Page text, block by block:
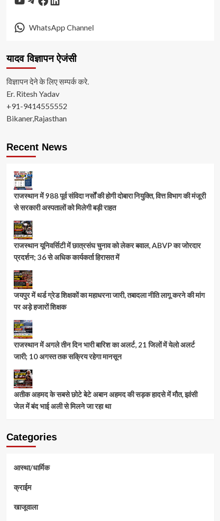
WhatsApp Channel
यादव विज्ञापन ऐजंसी
विज्ञापन देने के लिए सम्पर्क करे.
Er. Ritesh Yadav
+91-9414555552
Bikaner,Rajasthan
Recent News
राजस्थान में 988 पूर्व संविदा नर्सों की होगी दोबारा नियुक्ति, वित्त विभाग की मंजूरी
से सरकारी अस्पतालों को मिलेगी बड़ी राहत
राजस्थान यूनिवर्सिटी में छात्रसंघ चुनाव को लेकर बवाल, ABVP का जोरदार
प्रदर्शन; 36 से अधिक कार्यकर्ता हिरासत में
जयपुर में थर्ड ग्रेड शिक्षकों का महाधरना जारी, तबादला नीति लागू करने की मांग
पर अड़े हजारों शिक्षक
राजस्थान में अगले तीन दिन भारी बारिश का अलर्ट, 21 जिलों में येलो अलर्ट
जारी; 10 अगस्त तक सक्रिय रहेगा मानसून
अतीक अहमद के सबसे छोटे बेटे अबान अहमद की सड़क हादसे में मौत, झांसी
जेल में बंद भाई अली से मिलने जा रहा था
Categories
आस्था/धार्मिक
क्राईम
खाजूवाला